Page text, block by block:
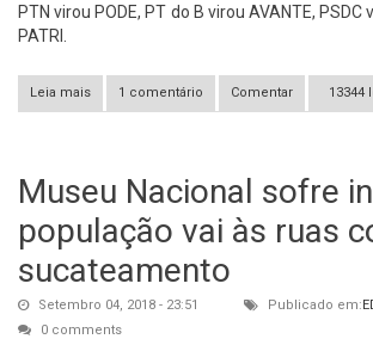
PTN virou PODE, PT do B virou AVANTE, PSDC
PATRI.
Leia mais
sobre Grafos, Gráficos e Tabelas do
executivo de 2014 e
1 comentário Comentar 13344
Museu Nacional sofre
população vai às ruas
sucateamento
Setembro 04, 2018 - 23:51 Publicado em:
0 comments